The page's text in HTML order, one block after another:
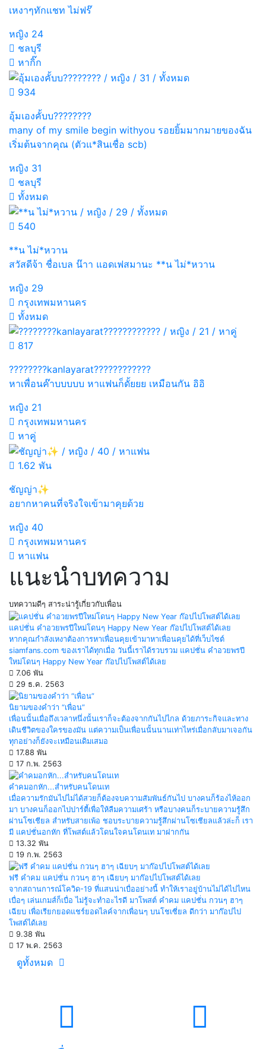
เหงาๆทักเเชท ไม่ฟร๊
หญิง 24
ชลบุรี
หากิ๊ก
934
อุ้มเองคั้บบ????????
many of my smile begin withyou รอยยิ้มมากมายของฉัน
เริ่มต้นจากคุณ (ตัวแ*สินเชื่อ scb)
หญิง 31
ชลบุรี
ทั้งหมด
540
**น ไม่*หวาน
สวัสดีจ้า ชื่อเบล น๊าา แอดเฟสมานะ **น ไม่*หวาน
หญิง 29
กรุงเทพมหานคร
ทั้งหมด
817
????????kanlayarat????????????
หาเพื่อนค๊าบบบบบ หาแฟนก็ดั้ยยย เหมือนกัน อิอิ
หญิง 21
กรุงเทพมหานคร
หาคู่
1.62 พัน
ชัญญ่า✨
อยากหาคนที่จริงใจเข้ามาคุยด้วย
หญิง 40
กรุงเทพมหานคร
หาแฟน
แนะนำบทความ
บทความดีๆ สาระน่ารู้เกี่ยวกับเพื่อน
แคปชั่น คำอวยพรปีใหม่โดนๆ Happy New Year ก๊อปไปโพสต์ได้เลย
หากคุณกำลังเหงาต้องการหาเพื่อนคุยเข้ามาหาเพื่อนคุยได้ที่เว็บไซต์
siamfans.com ของเราได้ทุกเมื่อ วันนี้เราได้รวบรวม แคปชั่น คำอวยพรปี
ใหม่โดนๆ Happy New Year ก๊อปไปโพสต์ได้เลย
7.06 พัน
29 ธ.ค. 2563
นิยามของคำว่า “เพื่อน”
เพื่อนนั้นเมื่อถึงเวลาหนึ่งนั้นเราก็จะต้องจากกันไปไกล ด้วยภาระกิจและทาง
เดินชีวิตของใครของมัน แต่ความเป็นเพื่อนนั้นนานเท่าไหร่เมื่อกลับมาเจอกัน
ทุกอย่างก็ยังจะเหมือนเดิมเสมอ
17.88 พัน
17 ก.พ. 2563
คำคมอกหัก...สำหรับคนโดนเท
เมื่อความรักมันไปไม่ได้สวยก็ต้องจบความสัมพันธ์กันไป บางคนก็ร้องไห้ออก
มา บางคนก็ออกไปปาร์ตี้เพื่อให้ลืมความเศร้า หรือบางคนก็ระบายความรู้สึก
ผ่านโซเชียล สำหรับสายเพ้อ ชอบระบายความรู้สึกผ่านโซเชียลแล้วล่ะก็ เรา
มี แคปชั่นอกหัก ที่โพสต์แล้วโดนใจคนโดนเท มาฝากกัน
13.32 พัน
19 ก.พ. 2563
ฟรี คำคม แคปชั่น กวนๆ ฮาๆ เฉียบๆ มาก๊อปไปโพสต์ได้เลย
จากสถานการณ์โควิด-19 ที่แสนน่าเบื่ออย่างนี้ ทำให้เราอยู่บ้านไม่ได้ไปไหน
เบื่อๆ เล่นเกมส์ก็เบื่อ ไม่รู้จะทำอะไรดี มาโพสต์ คำคม แคปชั่น กวนๆ ฮาๆ
เฉียบ เพื่อเรียกยอดแชร์ยอดไลค์จากเพื่อนๆ บนโชเซี่ยล ดีกว่า มาก๊อปไป
โพสต์ได้เลย
9.38 พัน
17 พ.ค. 2563
ดูทั้งหมด